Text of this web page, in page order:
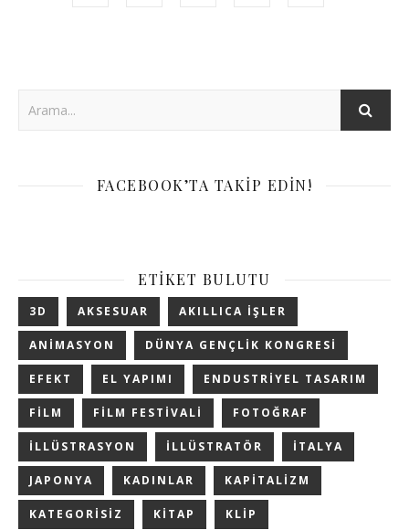
FACEBOOK’TA TAKIP EDIN!
ETIKET BULUTU
3D AKSESUAR AKILLICA IŞLER
ANIMASYON DÜNYA GENÇLIK KONGRESI
EFEKT EL YAPIMI ENDUSTRIYEL TASARIM
FILM FILM FESTIVALI FOTOĞRAF
ILLÜSTRASYON ILLÜSTRATÖR ITALYA
JAPONYA KADINLAR KAPITALIZM
KATEGORISIZ KITAP KLIP